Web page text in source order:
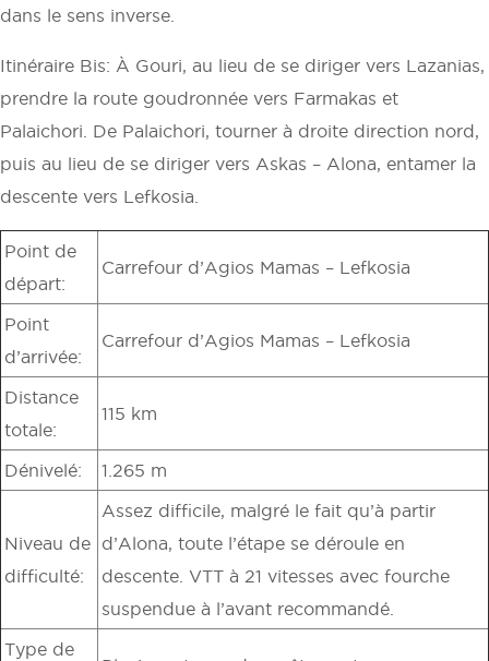
dans le sens inverse.
Itinéraire Bis: À Gouri, au lieu de se diriger vers Lazanias,
prendre la route goudronnée vers Farmakas et
Palaichori. De Palaichori, tourner à droite direction nord,
puis au lieu de se diriger vers Askas – Alona, entamer la
descente vers Lefkosia.
Point de
départ:
Carrefour d’Agios Mamas – Lefkosia
Point
d’arrivée:
Carrefour d’Agios Mamas – Lefkosia
Distance
totale:
115 km
Dénivelé: 1.265 m
Niveau de
difficulté:
Assez difficile, malgré le fait qu’à partir
d’Alona, toute l’étape se déroule en
descente. VTT à 21 vitesses avec fourche
suspendue à l’avant recommandé.
Type de